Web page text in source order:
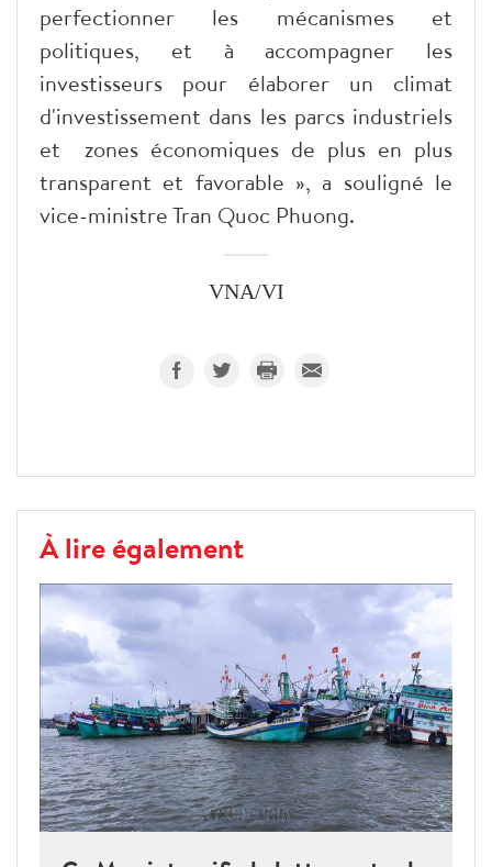
perfectionner les mécanismes et
politiques, et à accompagner les
investisseurs pour élaborer un climat
d'investissement dans les parcs industriels
et zones économiques de plus en plus
transparent et favorable », a souligné le
vice-ministre Tran Quoc Phuong.
VNA/VI
À lire également